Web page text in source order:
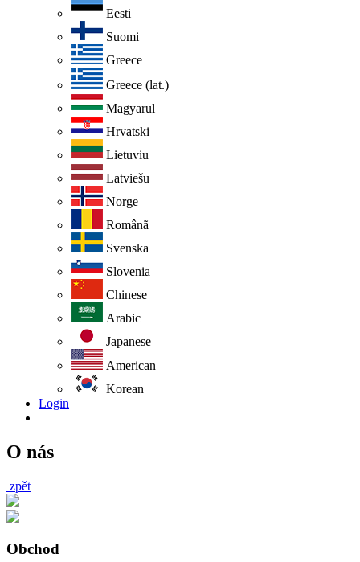
Eesti
Suomi
Greece
Greece (lat.)
Magyarul
Hrvatski
Lietuviu
Latviešu
Norge
Românã
Svenska
Slovenia
Chinese
Arabic
Japanese
American
Korean
Login
O nás
zpět
Obchod